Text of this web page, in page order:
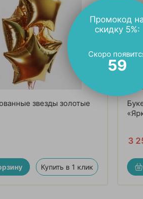
звезды золотые
Купить в 1 клик
3
Промокод
скидку 5%:
Скоро
57